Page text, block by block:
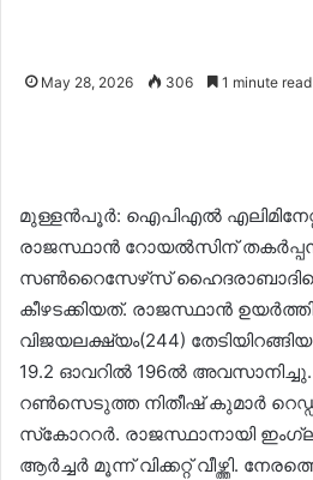
May 28, 2026 306 1 minute read
മുള്ളൻപൂർ: ഐപിഎൽ
രാജസ്ഥാൻ റോയൽസിന്
സൺറൈസേഴ്‌സ്
കീഴടക്കിയത്. രാജസ്ഥാൻ
വിജയലക്ഷ്യം(244)
19.2 ഓവറിൽ 196ൽ അവസാനിച്ചു.
റൺസെടുത്ത നിതീഷ് കുമാർ
സ്‌കോററർ. രാജസ്ഥാനായി
ആർച്ചർ മൂന്ന് വിക്കറ്റ് വീഴ്ത്തി.